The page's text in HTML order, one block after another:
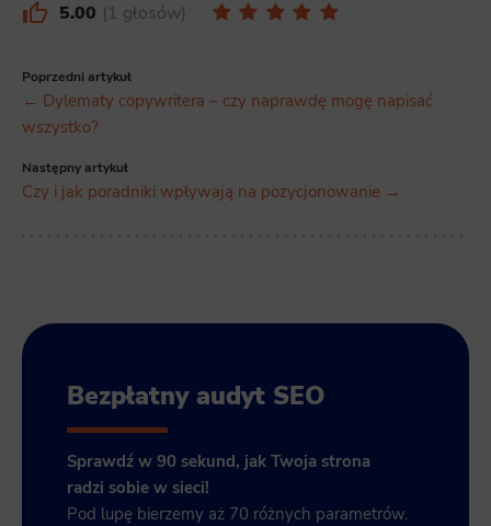
5.00 1 głosów
Poprzedni artykuł
← Dylematy copywritera – czy naprawdę mogę napisać
wszystko?
Następny artykuł
Czy i jak poradniki wpływają na pozycjonowanie →
Bezpłatny audyt SEO
Sprawdź w 90 sekund, jak Twoja strona
radzi sobie w sieci!
Pod lupę bierzemy aż 70 różnych parametrów.